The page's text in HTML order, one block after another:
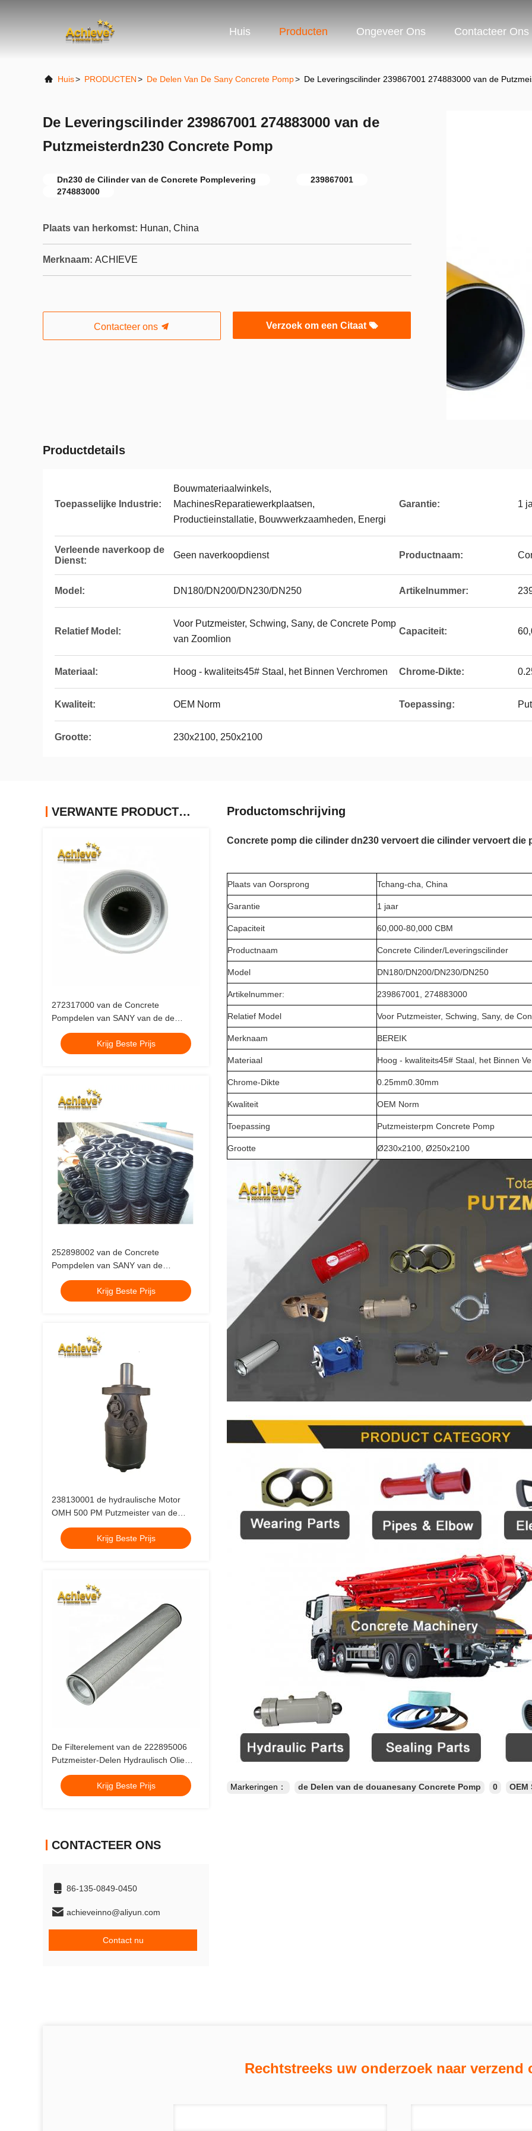
Huis Producten Ongeveer Ons Contacteer Ons
Huis> PRODUCTEN> De Delen Van De Sany Concrete Pomp> De Leveringscilinder 239867001 274883000 van de
De Leveringscilinder 239867001 274883000 van de
Putzmeisterdn230 Concrete Pomp
Dn230 de Cilinder van de Concrete Pomplevering
239867001
274883000
Plaats van herkomst: Hunan, China
Merknaam: ACHIEVE
Contacteer ons Verzoek om een Citaat
Productdetails
Toepasselijke Industrie:
Bouwmateriaalwinkels,
MachinesReparatiewerkplaatsen,
Productieinstallatie, Bouwwerkzaamheden, Energi
Garantie: 1
Verleende naverkoop de
Dienst:
Geen naverkoopdienst Productnaam:
Model: DN180/DN200/DN230/DN250 Artikelnummer:
Relatief Model:
Voor Putzmeister, Schwing, Sany, de Concrete Pomp
van Zoomlion
Capaciteit:
Materiaal: Hoog - kwaliteits45# Staal, het Binnen Verchromen Chrome-Dikte:
Kwaliteit: OEM Norm Toepassing:
Grootte: 230x2100, 250x2100
VERWANTE PRODUCTEN
272317000 van de Concrete
Pompdelen van SANY van de de
Concrete Pomp10µ Hydraulische Olie
de LuchtfilterKrijg Beste Prijs
252898002 van de Concrete
Pompdelen van SANY van de
Verbindings Vastgestelde Putzmeister
de Duwring
Krijg Beste Prijs
238130001 de hydraulische Motor
OMH 500 PM Putzmeister van de
Concrete Mixermachine
Krijg Beste Prijs
De Filterelement van de 222895006
Putzmeister-Delen Hydraulisch Olie
van Techniekmachines
Krijg Beste Prijs
CONTACTEER ONS
86-135-0849-0450
achieveinno@aliyun.com
Contact nu
Productomschrijving
Concrete pomp die cilinder dn230 vervoert die cilinder vervoert die
Plaats van Oorsprong Tchang-cha, China
Garantie 1 jaar
Capaciteit 60,000-80,000 CBM
Productnaam Concrete Cilinder/Leveringscilinder
Model DN180/DN200/DN230/DN250
Artikelnummer: 239867001, 274883000
Relatief Model Voor Putzmeister, Schwing, Sany, de
Merknaam BEREIK
Materiaal Hoog - kwaliteits45# Staal, het Binnen
Chrome-Dikte 0.25mm0.30mm
Kwaliteit OEM Norm
Toepassing Putzmeisterpm Concrete Pomp
Grootte Ø230x2100, Ø250x2100
Markeringen： de Delen van de douanesany Concrete Pomp 0 OEM
Rechtstreeks uw onderzoek naar verzend